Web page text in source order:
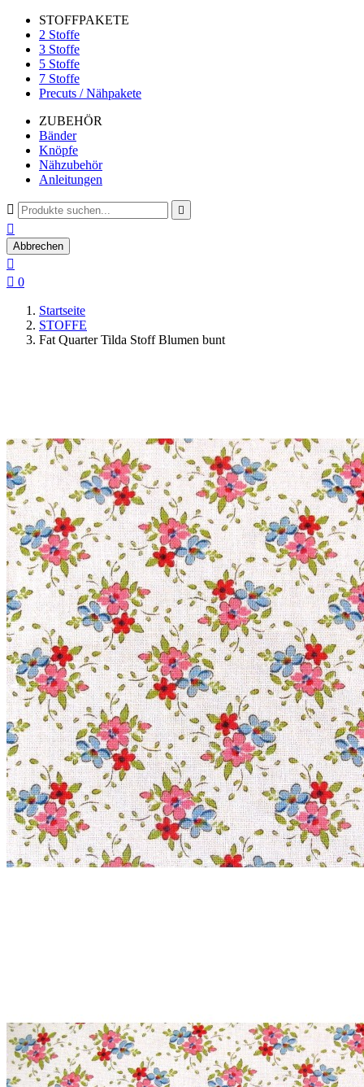
STOFFPAKETE
2 Stoffe
3 Stoffe
5 Stoffe
7 Stoffe
Precuts / Nähpakete
ZUBEHÖR
Bänder
Knöpfe
Nähzubehör
Anleitungen
 

Abbrechen

 0
Startseite
STOFFE
Fat Quarter Tilda Stoff Blumen bunt